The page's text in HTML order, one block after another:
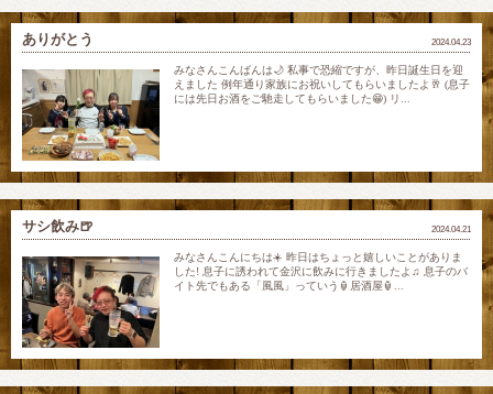
2024.04.23
ありがとう
みなさんこんばんは🌙 私事で恐縮ですが、昨日誕生日を迎
えました 例年通り家族にお祝いしてもらいましたよ🥂 (息子
には先日お酒をご馳走してもらいました😁) リ...
2024.04.21
サシ飲み🍺
みなさんこんにちは☀️ 昨日はちょっと嬉しいことがありま
した! 息子に誘われて金沢に飲みに行きましたよ♫ 息子のバ
イト先でもある「風風」っていう🏮居酒屋🏮...